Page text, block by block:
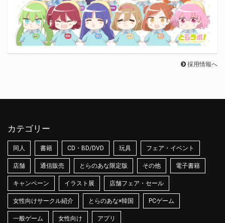
採用情報へ
カテゴリー
同人 書籍 CD・BD/DVD 玩具 フェア・イベント
店舗 通信販売 とらのあな限定版 その他 電子書籍
キャンペーン イラスト展 店舗フェア・セール
女性向けサークル紹介 とらのあな×韓国 PCゲーム
一般ゲーム 女性向け アプリ